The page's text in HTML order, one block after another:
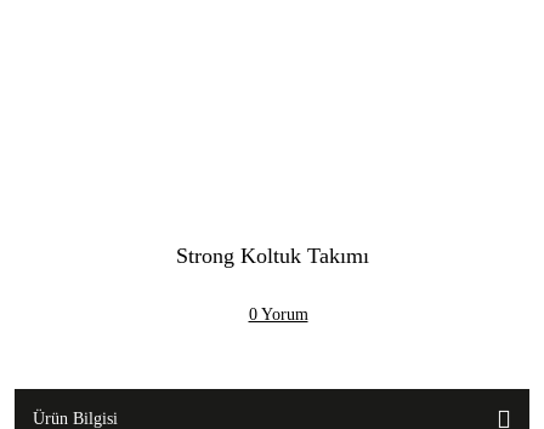
Strong Koltuk Takımı
0 Yorum
Ürün Bilgisi